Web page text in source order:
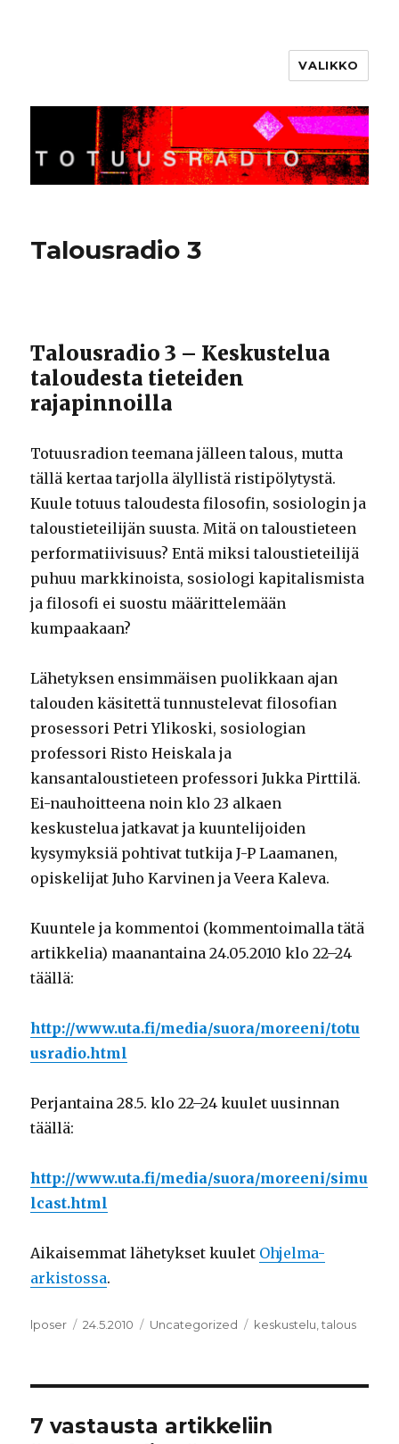
VALIKKO
Talousradio 3
Talousradio 3 – Keskustelua
taloudesta tieteiden
rajapinnoilla
Totuusradion teemana jälleen talous, mutta
tällä kertaa tarjolla älyllistä ristipölytystä.
Kuule totuus taloudesta filosofin, sosiologin ja
taloustieteilijän suusta. Mitä on taloustieteen
performatiivisuus? Entä miksi taloustieteilijä
puhuu markkinoista, sosiologi kapitalismista
ja filosofi ei suostu määrittelemään
kumpaakaan?
Lähetyksen ensimmäisen puolikkaan ajan
talouden käsitettä tunnustelevat filosofian
prosessori Petri Ylikoski, sosiologian
professori Risto Heiskala ja
kansantaloustieteen professori Jukka Pirttilä.
Ei-nauhoitteena noin klo 23 alkaen
keskustelua jatkavat ja kuuntelijoiden
kysymyksiä pohtivat tutkija J-P Laamanen,
opiskelijat Juho Karvinen ja Veera Kaleva.
Kuuntele ja kommentoi (kommentoimalla tätä
artikkelia) maanantaina 24.05.2010 klo 22–24
täällä:
http://www.uta.fi/media/suora/moreeni/totu
usradio.html
Perjantaina 28.5. klo 22–24 kuulet uusinnan
täällä:
http://www.uta.fi/media/suora/moreeni/simu
lcast.html
Aikaisemmat lähetykset kuulet Ohjelma-
arkistossa.
Kirjoittaja
lposer Julkaistu
24.5.2010 Kategoriat
Uncategorized Avainsanat
keskustelu,talous
7 vastausta artikkeliin